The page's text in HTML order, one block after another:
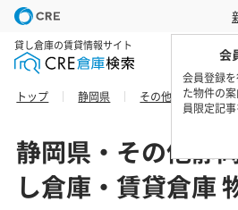
会
会員登録
た物件の
員限定記
貸し倉庫の賃貸情報サイト
トップ 静岡県 その他静岡エリア
静岡県・その他静
し倉庫・賃貸倉庫